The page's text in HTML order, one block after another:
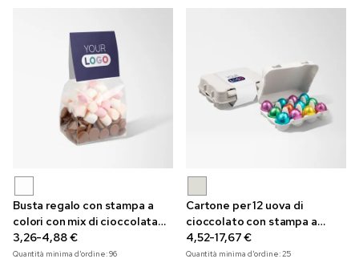
Busta regalo con stampa a
colori con mix di cioccolata
calda da 70g
3,26-4,88 €
Quantità minima d'ordine:96
Cartone per 12 uova di
cioccolato con stampa a
colori
4,52-17,67 €
Quantità minima d'ordine:25